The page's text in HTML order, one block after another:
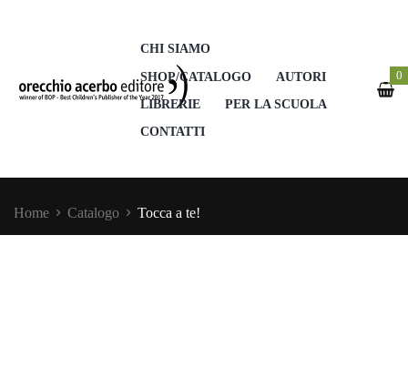
CHI SIAMO
SHOP/CATALOGO
AUTORI
LIBRERIE
PER LA SCUOLA
CONTATTI
0
Home Catalogo Tocca a te!